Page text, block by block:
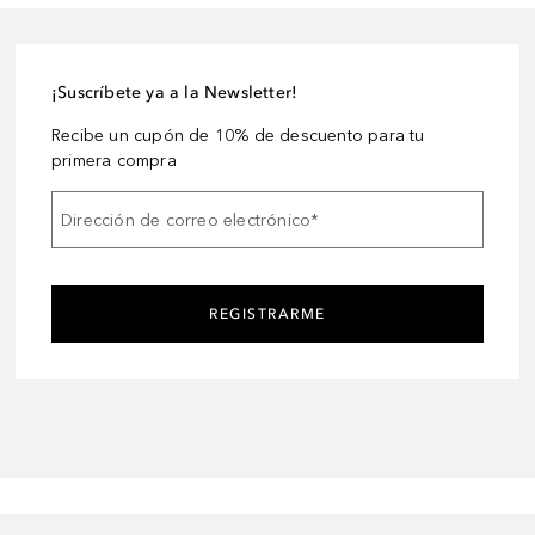
¡Suscríbete ya a la Newsletter!
Recibe un cupón de 10% de descuento para tu
primera compra
Dirección de correo electrónico*
REGISTRARME